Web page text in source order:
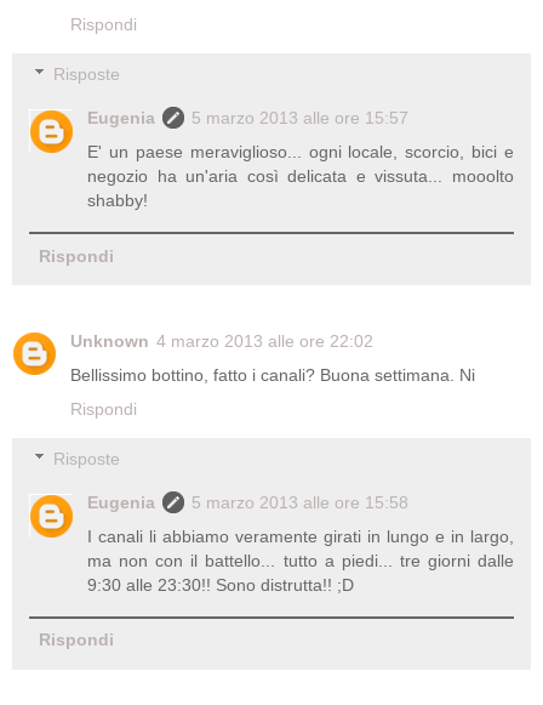
Rispondi
Risposte
Eugenia
5 marzo 2013 alle ore 15:57
E' un paese meraviglioso... ogni locale, scorcio, bici e
negozio ha un'aria così delicata e vissuta... mooolto
shabby!
Rispondi
Unknown 4 marzo 2013 alle ore 22:02
Bellissimo bottino, fatto i canali? Buona settimana. Ni
Rispondi
Risposte
Eugenia
5 marzo 2013 alle ore 15:58
I canali li abbiamo veramente girati in lungo e in largo,
ma non con il battello... tutto a piedi... tre giorni dalle
9:30 alle 23:30!! Sono distrutta!! ;D
Rispondi